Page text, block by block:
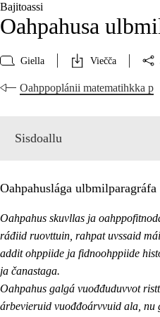
Bajitoassi
Oahpahusa
Giella Viečča
Oahppoplánii matematihkka p
Sisdoallu
Oahpahuslága ulbmilparagráfa
Oahpahus skuvllas ja
ráđiid ruovttuin, rahpat uvssaid
addit ohppiide ja fidnoohppiide
ja čanastaga.
Oahpahus galgá vuođđuduvvot
árbevieruid vuođđoárvvuid ala, nu